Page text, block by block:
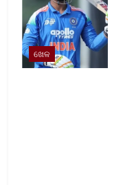
ଖେଳ